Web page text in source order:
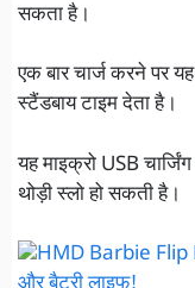
सकता है।
एक बार चार्ज करने पर
स्टैंडबाय टाइम देता है।
यह माइक्रो USB
थोड़ी स्लो हो सकती है।